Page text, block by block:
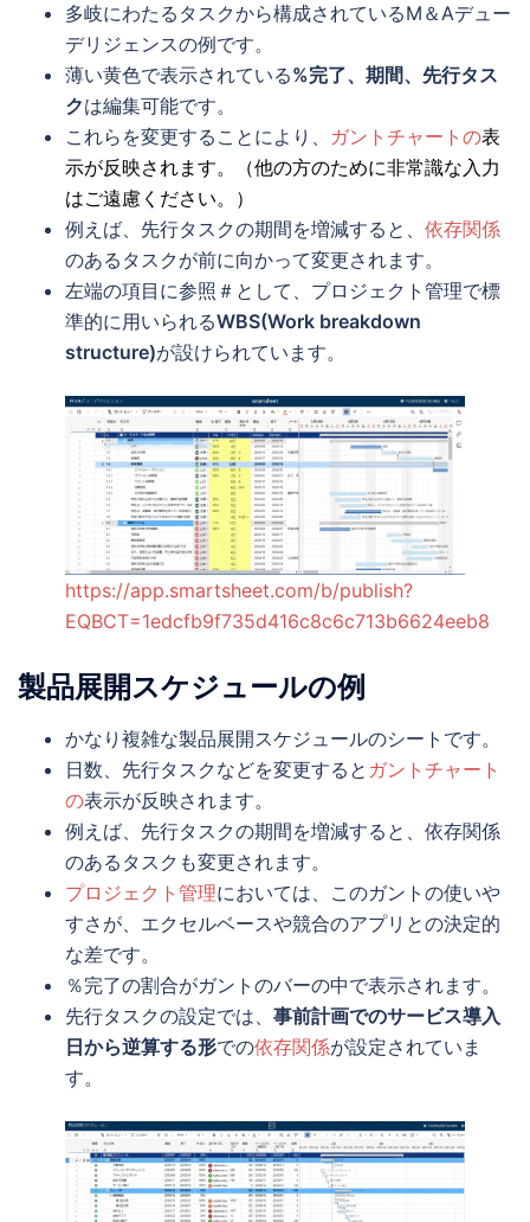
多岐にわたるタスクから構成されているM＆Aデュー
デリジェンスの例です。
薄い黄色で表示されている%完了、期間、先行タス
クは編集可能です。
これらを変更することにより、 ガントチャートの表
示が反映されます。（他の方のために非常識な入力
はご遠慮ください。）
例えば、先行タスクの期間を増減すると、 依存関係
のあるタスクが前に向かって変更されます。
左端の項目に参照＃として、プロジェクト管理で標
準的に用いられるWBS(Work breakdown
structure)が設けられています。
https://app.smartsheet.com/b/publish?
EQBCT=1edcfb9f735d416c8c6c713b6624eeb8
製品展開スケジュールの例
かなり複雑な製品展開スケジュールのシートです。
日数、先行タスクなどを変更すると ガントチャート
の表示が反映されます。
例えば、先行タスクの期間を増減すると、依存関係
のあるタスクも変更されます。
プロジェクト管理においては、このガントの使いや
すさが、エクセルベースや競合のアプリとの決定的
な差です。
％完了の割合がガントのバーの中で表示されます。
先行タスクの設定では、 事前計画でのサービス導入
日から逆算する形での依存関係が設定されていま
す。